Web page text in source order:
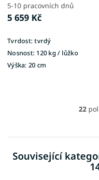
5-10 pracovních dnů
5 659 Kč
Tvrdost: tvrdý
Nosnost: 120 kg ​​​​​/ lůžko
Výška: 20 cm
22
Související